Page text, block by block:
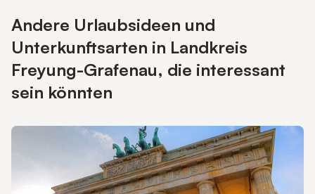
Andere Urlaubsideen und
Unterkunftsarten in Landkreis
Freyung-Grafenau, die interessant
sein könnten